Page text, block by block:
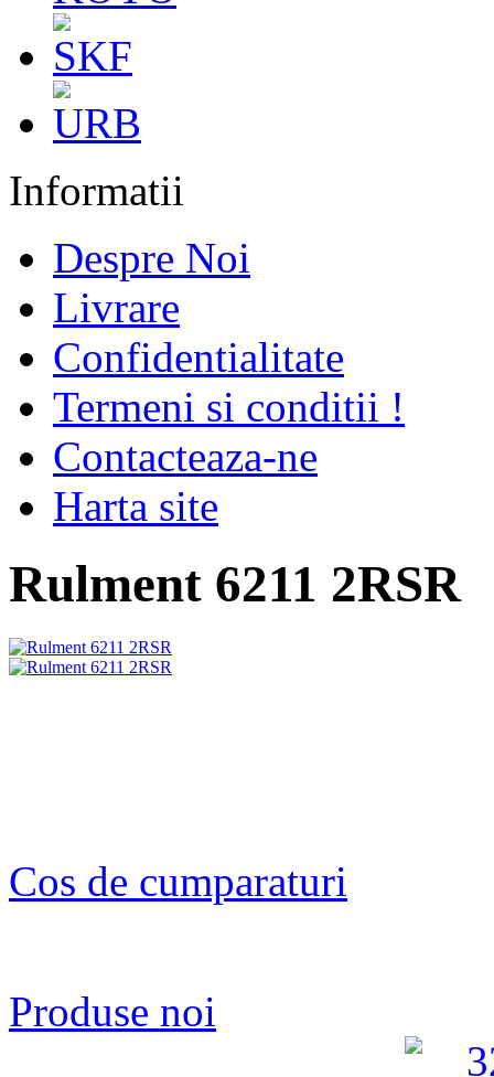
Informatii
Despre Noi
Livrare
Confidentialitate
Termeni si conditii !
Contacteaza-ne
Harta site
Rulment 6211 2RSR
Cos de cumparaturi
Produse noi